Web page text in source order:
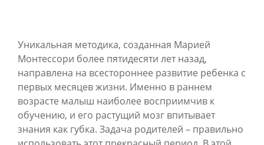
Уникальная методика, созданная Марией
Монтессори более пятидесяти лет назад,
направлена на всестороннее развитие ребенка с
первых месяцев жизни. Именно в раннем
возрасте малыш наиболее восприимчив к
обучению, и его растущий мозг впитывает
знания как губка. Задача родителей – правильно